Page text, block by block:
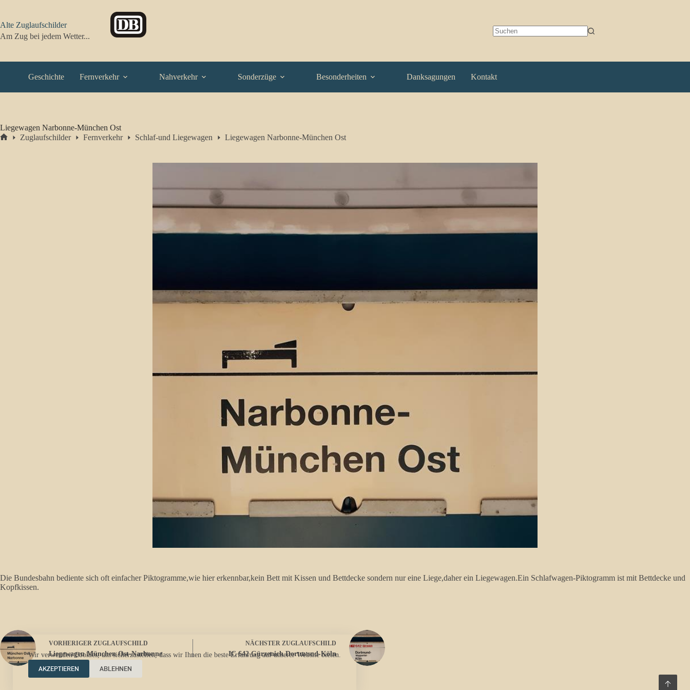
springen
Wir verwenden Cookies, um sicherzustellen, dass wir Ihnen die beste Erfahrung auf unserer Website bieten.
AKZEPTIEREN
ABLEHNEN
Alte Zuglaufschilder
Am Zug bei jedem Wetter...
Geschichte Fernverkehr Nahverkehr Sonderzüge Besonderheiten Danksagungen Kontakt
Liegewagen Narbonne-München Ost
Zuglaufschilder Fernverkehr Schlaf-und Liegewagen Liegewagen Narbonne-München Ost
Die Bundesbahn bediente sich oft einfacher Piktogramme,wie hier erkennbar,kein Bett mit Kissen und Bettdecke sondern nur eine Liege,daher ein Liegewagen.Ein Schlafwagen-Piktogramm ist mit Bettdecke und
Kopfkissen.
VORHERIGER ZUGLAUFSCHILD
Liegewagen München Ost-Narbonne
NÄCHSTER ZUGLAUFSCHILD
IC 642 Gürzenich Dortmund-Köln